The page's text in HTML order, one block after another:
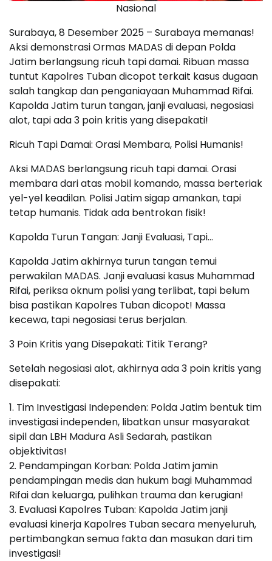
Nasional
Surabaya, 8 Desember 2025 – Surabaya memanas!
Aksi demonstrasi Ormas MADAS di depan Polda
Jatim berlangsung ricuh tapi damai. Ribuan massa
tuntut Kapolres Tuban dicopot terkait kasus dugaan
salah tangkap dan penganiayaan Muhammad Rifai.
Kapolda Jatim turun tangan, janji evaluasi, negosiasi
alot, tapi ada 3 poin kritis yang disepakati!
Ricuh Tapi Damai: Orasi Membara, Polisi Humanis!
Aksi MADAS berlangsung ricuh tapi damai. Orasi
membara dari atas mobil komando, massa berteriak
yel-yel keadilan. Polisi Jatim sigap amankan, tapi
tetap humanis. Tidak ada bentrokan fisik!
Kapolda Turun Tangan: Janji Evaluasi, Tapi…
Kapolda Jatim akhirnya turun tangan temui
perwakilan MADAS. Janji evaluasi kasus Muhammad
Rifai, periksa oknum polisi yang terlibat, tapi belum
bisa pastikan Kapolres Tuban dicopot! Massa
kecewa, tapi negosiasi terus berjalan.
3 Poin Kritis yang Disepakati: Titik Terang?
Setelah negosiasi alot, akhirnya ada 3 poin kritis yang
disepakati:
1. Tim Investigasi Independen: Polda Jatim bentuk tim
investigasi independen, libatkan unsur masyarakat
sipil dan LBH Madura Asli Sedarah, pastikan
objektivitas!
2. Pendampingan Korban: Polda Jatim jamin
pendampingan medis dan hukum bagi Muhammad
Rifai dan keluarga, pulihkan trauma dan kerugian!
3. Evaluasi Kapolres Tuban: Kapolda Jatim janji
evaluasi kinerja Kapolres Tuban secara menyeluruh,
pertimbangkan semua fakta dan masukan dari tim
investigasi!